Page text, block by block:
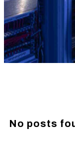
No posts